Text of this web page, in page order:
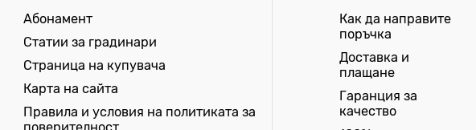
Абонамент
Статии за градинари
Страница на купувача
Карта на сайта
Правила и условия на политиката за
Как да направите
поръчка
Доставка и
плащане
Гаранция за
качество